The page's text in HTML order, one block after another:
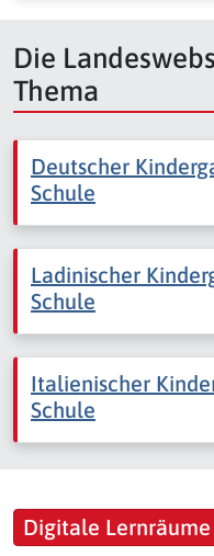
Die
Thema
Deutscher
Schule
Ladinischer
Schule
Italienischer
Schule
Digitale Lernräume